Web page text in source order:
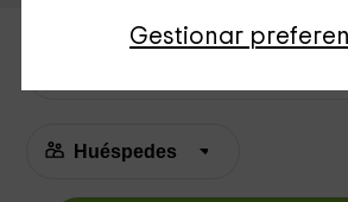
Gestionar